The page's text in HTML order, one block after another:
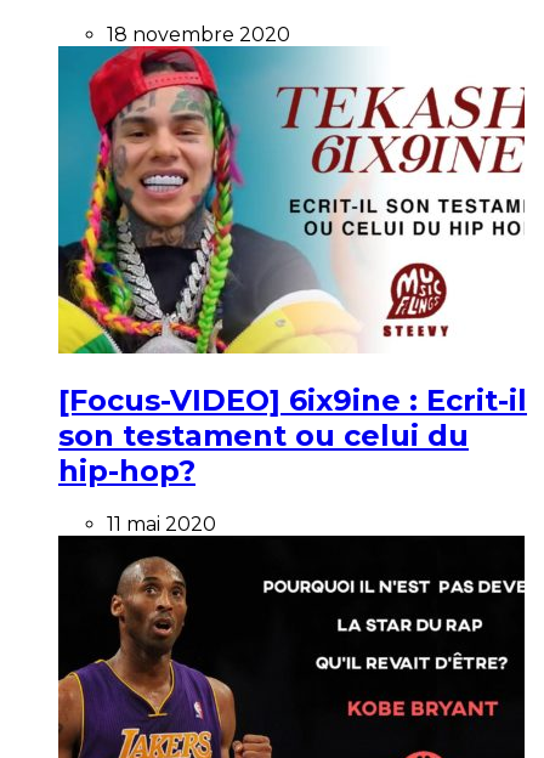
18 novembre 2020
[Focus-VIDEO] 6ix9ine : Ecrit-il
son testament ou celui du
hip-hop?
11 mai 2020